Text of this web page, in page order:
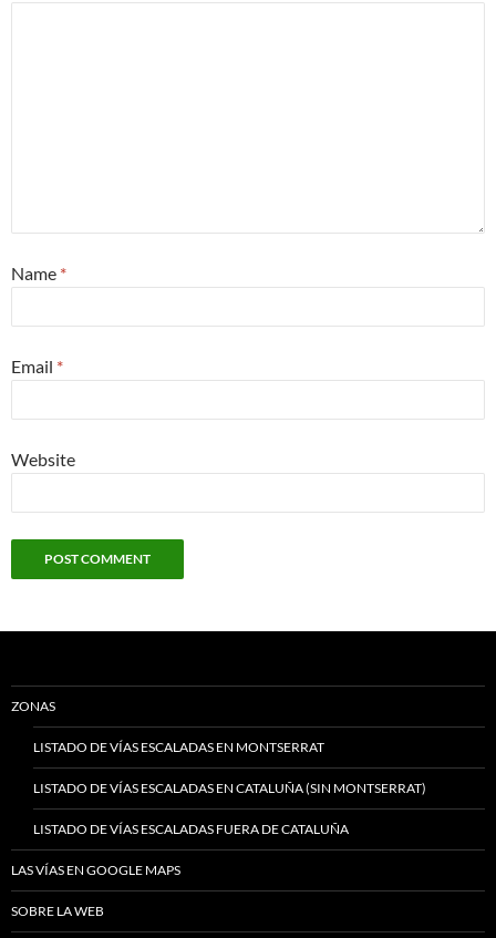
Name *
Email *
Website
ZONAS
LISTADO DE VÍAS ESCALADAS EN MONTSERRAT
LISTADO DE VÍAS ESCALADAS EN CATALUÑA (SIN MONTSERRAT)
LISTADO DE VÍAS ESCALADAS FUERA DE CATALUÑA
LAS VÍAS EN GOOGLE MAPS
SOBRE LA WEB